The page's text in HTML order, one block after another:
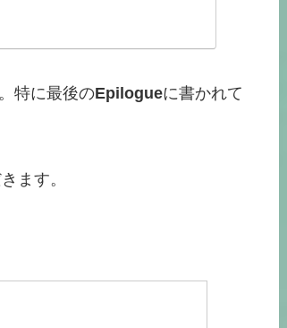
特に最後のEpilogueに書かれて
ます。